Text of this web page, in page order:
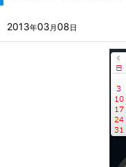
2013年03 月08日